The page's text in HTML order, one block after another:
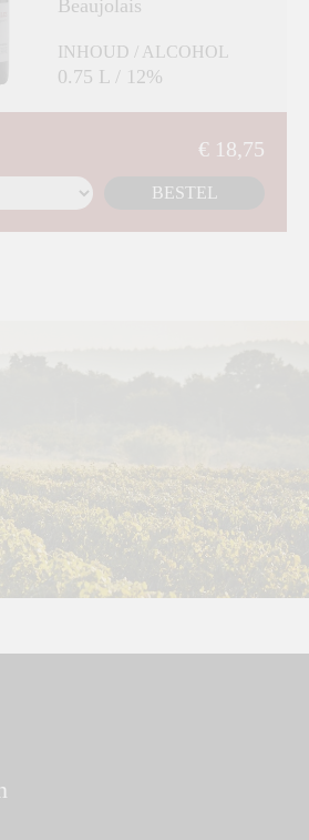
Beaujolais
INHOUD / ALCOHOL
0.75 L / 12%
€ 18,75
BESTEL